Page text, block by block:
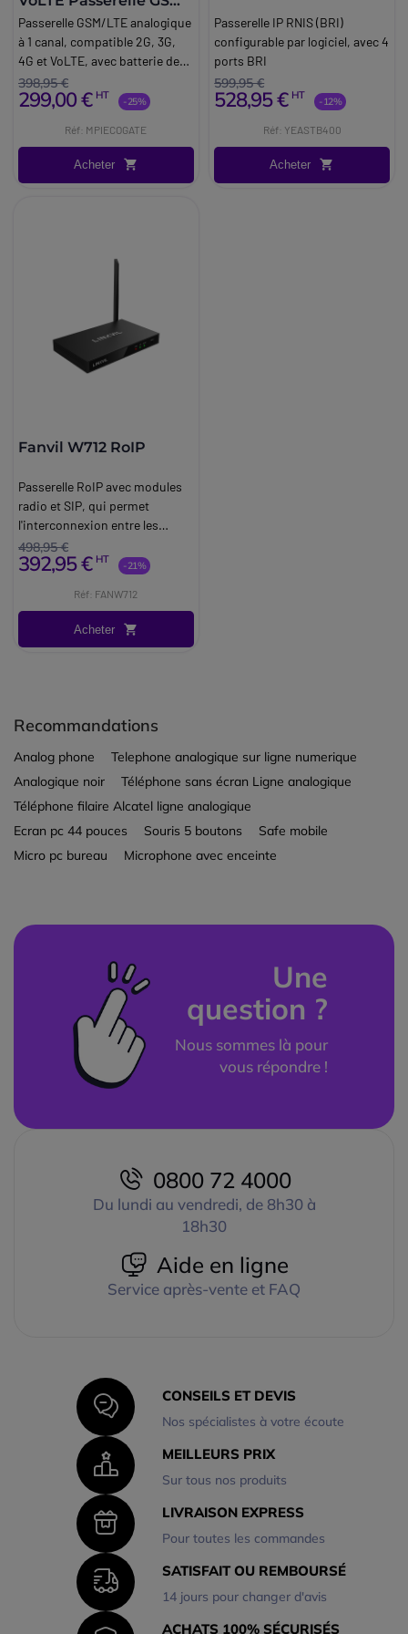
canal
Passerelle GSM/LTE analogique
à 1 canal, compatible 2G, 3G,
4G et VoLTE, avec batterie de
secours intégrée et
configuration à distance par
d'urgence et de téléphonie.
398,95 €
299,00 € HT -25%
Réf: MPIECOGATE
Acheter
Passerelle IP RNIS (BRI)
configurable par logiciel, avec 4
ports BRI
599,95 €
528,95 € HT -12%
Réf: YEASTB400
Acheter
Fanvil W712 RoIP
Passerelle RoIP avec modules
radio et SIP, qui permet
l'interconnexion entre les
talkies-walkies
analogiques/numériques et les
498,95 €
392,95 € HT -21%
Réf: FANW712
Acheter
Recommandations
Analog phone
Telephone analogique sur ligne numerique
Analogique noir
Téléphone sans écran Ligne analogique
Téléphone filaire Alcatel ligne analogique
Ecran pc 44 pouces
Souris 5 boutons
Safe mobile
Micro pc bureau
Microphone avec enceinte
Une
question ?
Nous sommes là pour
vous répondre !
0800 72 4000
Du lundi au vendredi, de 8h30 à
18h30
Aide en ligne
Service après-vente et FAQ
CONSEILS ET DEVIS
Nos spécialistes à votre écoute
MEILLEURS PRIX
Sur tous nos produits
LIVRAISON EXPRESS
Pour toutes les commandes
SATISFAIT OU REMBOURSÉ
14 jours pour changer d'avis
ACHATS 100% SÉCURISÉS